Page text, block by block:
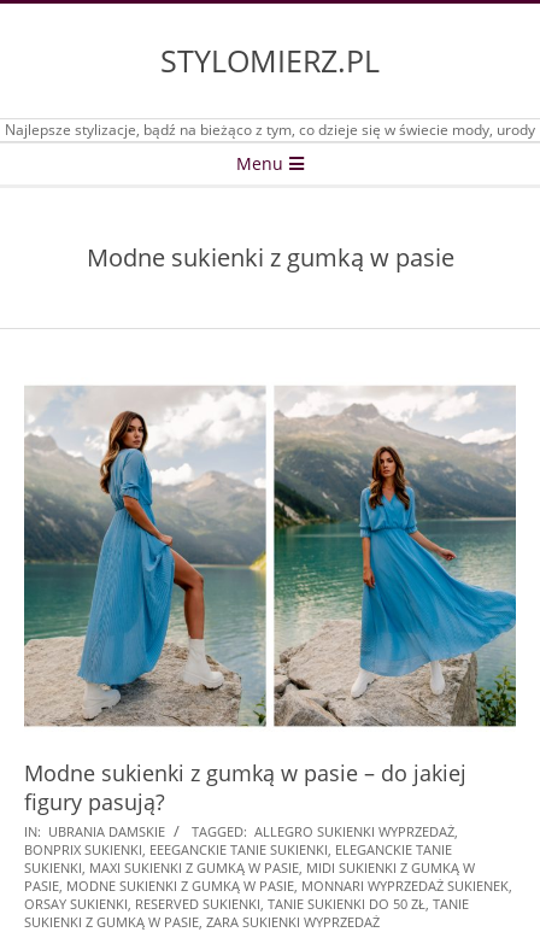
STYLOMIERZ.PL
Najlepsze stylizacje, bądź na bieżąco z tym, co dzieje się w świecie mody, urody
Menu
Modne sukienki z gumką w pasie
Modne sukienki z gumką w pasie – do jakiej
figury pasują?
2025-
08-
20
IN: UBRANIA DAMSKIE TAGGED: ALLEGRO SUKIENKI WYPRZEDAŻ
BONPRIX SUKIENKI EEEGANCKIE TANIE SUKIENKI ELEGANCKIE TANIE
SUKIENKI MAXI SUKIENKI Z GUMKĄ W PASIE MIDI SUKIENKI Z GUMKĄ W
PASIE MODNE SUKIENKI Z GUMKĄ W PASIE MONNARI WYPRZEDAŻ SUKIENEK
ORSAY SUKIENKI RESERVED SUKIENKI TANIE SUKIENKI DO 50 ZŁ TANIE
SUKIENKI Z GUMKĄ W PASIE ZARA SUKIENKI WYPRZEDAŻ